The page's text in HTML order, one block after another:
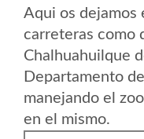
Aqui os dejamos
carreteras como
Chalhuahuilque
Departamento
manejando el
en el mismo.